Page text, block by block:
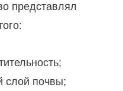
представлял
слой почвы;